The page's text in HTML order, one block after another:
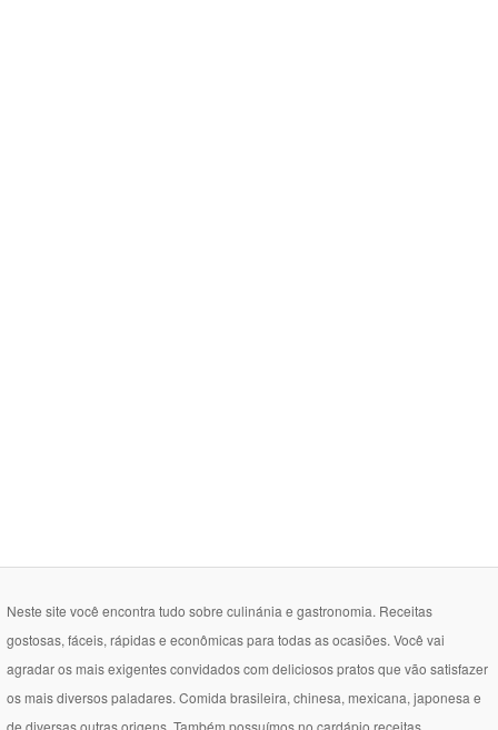
Neste site você encontra tudo sobre culinánia e gastronomia. Receitas
gostosas, fáceis, rápidas e econômicas para todas as ocasiões. Você vai
agradar os mais exigentes convidados com deliciosos pratos que vão satisfazer
os mais diversos paladares. Comida brasileira, chinesa, mexicana, japonesa e